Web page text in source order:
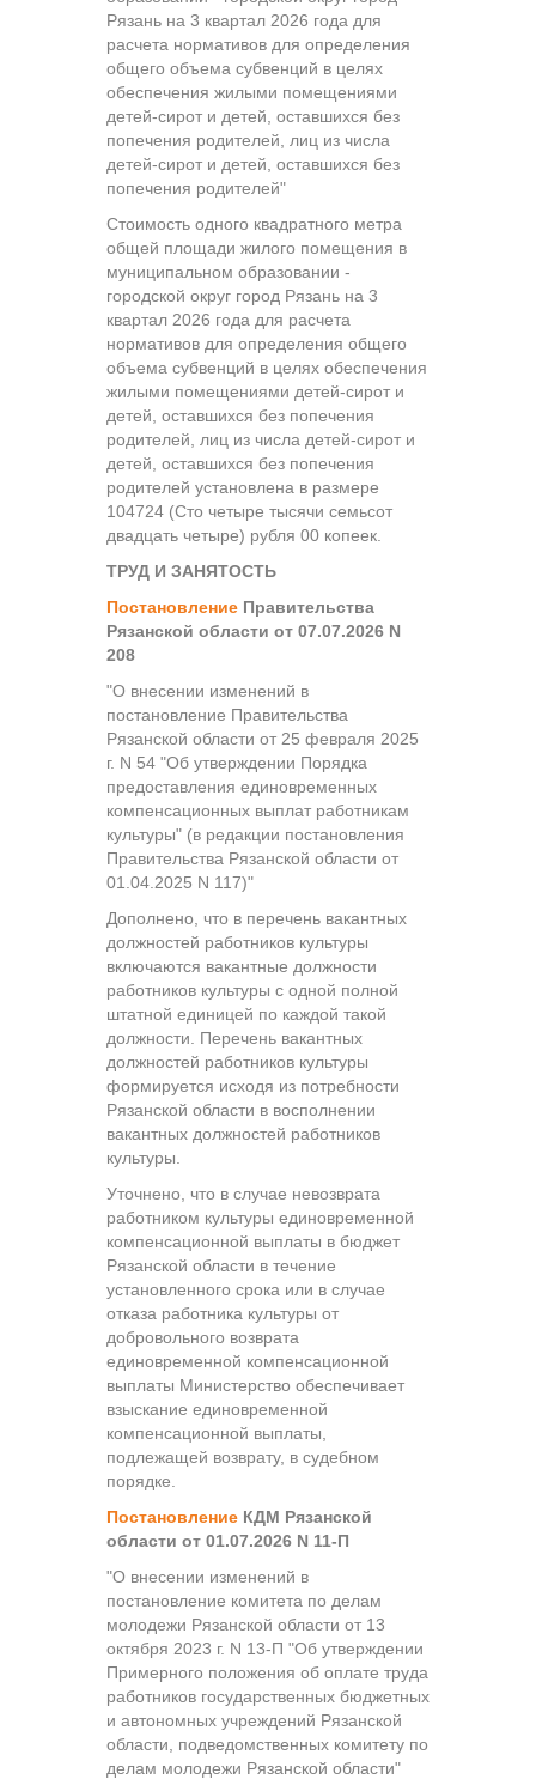
Рязань на 3 квартал 2026 года для
расчета нормативов для определения
общего объема субвенций в целях
обеспечения жилыми помещениями
детей-сирот и детей, оставшихся без
попечения родителей, лиц из числа
детей-сирот и детей, оставшихся без
попечения родителей"
Стоимость одного квадратного метра
общей площади жилого помещения в
муниципальном образовании -
городской округ город Рязань на 3
квартал 2026 года для расчета
нормативов для определения общего
объема субвенций в целях обеспечения
жилыми помещениями детей-сирот и
детей, оставшихся без попечения
родителей, лиц из числа детей-сирот и
детей, оставшихся без попечения
родителей установлена в размере
104724 (Сто четыре тысячи семьсот
двадцать четыре) рубля 00 копеек.
ТРУД И ЗАНЯТОСТЬ
Постановление Правительства
Рязанской области от 07.07.2026 N
208
"О внесении изменений в
постановление Правительства
Рязанской области от 25 февраля 2025
г. N 54 "Об утверждении Порядка
предоставления единовременных
компенсационных выплат работникам
культуры" (в редакции постановления
Правительства Рязанской области от
01.04.2025 N 117)"
Дополнено, что в перечень вакантных
должностей работников культуры
включаются вакантные должности
работников культуры с одной полной
штатной единицей по каждой такой
должности. Перечень вакантных
должностей работников культуры
формируется исходя из потребности
Рязанской области в восполнении
вакантных должностей работников
культуры.
Уточнено, что в случае невозврата
работником культуры единовременной
компенсационной выплаты в бюджет
Рязанской области в течение
установленного срока или в случае
отказа работника культуры от
добровольного возврата
единовременной компенсационной
выплаты Министерство обеспечивает
взыскание единовременной
компенсационной выплаты,
подлежащей возврату, в судебном
порядке.
Постановление КДМ Рязанской
области от 01.07.2026 N 11-П
"О внесении изменений в
постановление комитета по делам
молодежи Рязанской области от 13
октября 2023 г. N 13-П "Об утверждении
Примерного положения об оплате труда
работников государственных бюджетных
и автономных учреждений Рязанской
области, подведомственных комитету по
делам молодежи Рязанской области"